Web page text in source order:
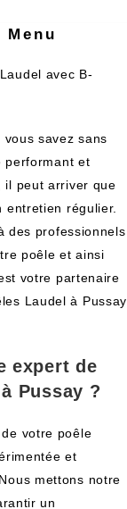
Menu
avec B-
savez sans
performant et
il peut arriver que
entretien régulier.
des professionnels
poêle et ainsi
votre partenaire
Laudel à Pussay
expert de
Pussay ?
votre poêle
et
mettons notre
un